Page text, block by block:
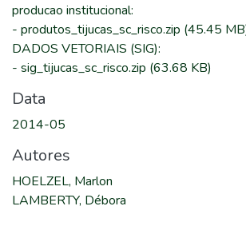
producao institucional:
- produtos_tijucas_sc_risco.zip (45.45
DADOS VETORIAIS (SIG):
- sig_tijucas_sc_risco.zip (63.68 KB)
Data
2014-05
Autores
HOELZEL, Marlon
LAMBERTY, Débora